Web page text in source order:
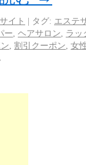
イト | タグ: エステ
ー ヘアサロン
ラッ
割引クーポン 女